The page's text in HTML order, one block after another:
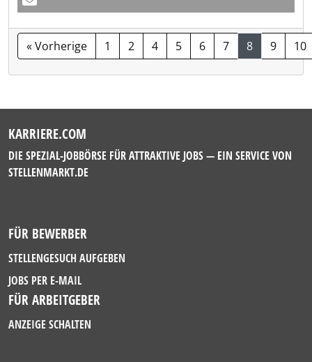
« Vorherige 1 2 4 5 6 7 8 9 10
KARRIERE.COM
DIE SPEZIAL-JOBBÖRSE FÜR ATTRAKTIVE JOBS — EIN SERVICE VON
STELLENMARKT.DE
FÜR BEWERBER
STELLENGESUCH AUFGEBEN
JOBS PER E-MAIL
FÜR ARBEITGEBER
ANZEIGE SCHALTEN